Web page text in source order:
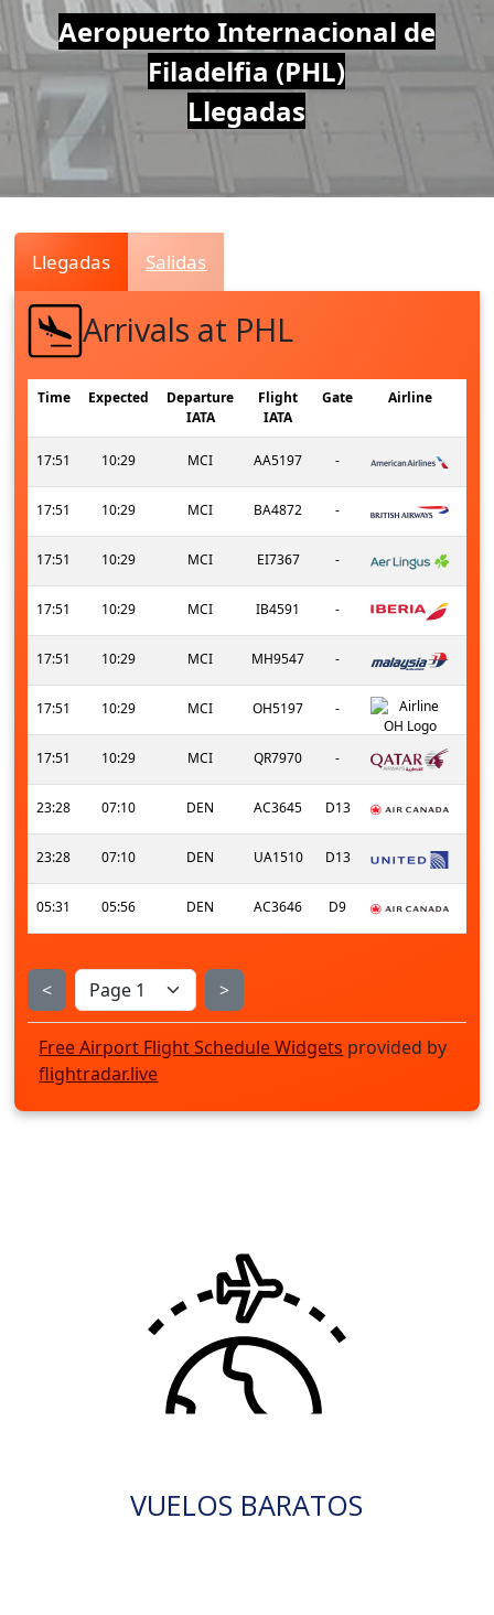
Air
Traffic
Live
Aeropuerto Internacional de
Filadelfia (PHL)
Llegadas
Llegadas Salidas
Arrivals at PHL
Time Expected
Departure
IATA
Flight
IATA
Gate Airline
17:51 10:29 MCI AA5197 -
17:51 10:29 MCI BA4872 -
17:51 10:29 MCI EI7367 -
17:51 10:29 MCI IB4591 -
17:51 10:29 MCI MH9547 -
17:51 10:29 MCI OH5197 -
17:51 10:29 MCI QR7970 -
23:28 07:10 DEN AC3645 D13
23:28 07:10 DEN UA1510 D13
05:31 05:56 DEN AC3646 D9
< >
Free Airport Flight Schedule Widgets provided by
flightradar.live
VUELOS BARATOS